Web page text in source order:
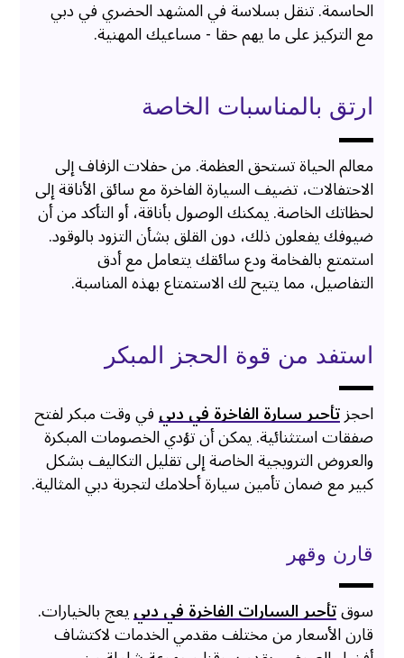
الحاسمة. تنقل بسلاسة في المشهد الحضري في دبي
مع التركيز على ما يهم حقا - مساعيك المهنية.
ارتق بالمناسبات الخاصة
معالم الحياة تستحق العظمة. من حفلات الزفاف إلى
الاحتفالات، تضيف السيارة الفاخرة مع سائق الأناقة إلى
لحظاتك الخاصة. يمكنك الوصول بأناقة، أو التأكد من أن
ضيوفك يفعلون ذلك، دون القلق بشأن التزود بالوقود.
استمتع بالفخامة ودع سائقك يتعامل مع أدق
التفاصيل، مما يتيح لك الاستمتاع بهذه المناسبة.
استفد من قوة الحجز المبكر
احجزتأجير سيارة الفاخرة في دبيفي وقت مبكر لفتح
صفقات استثنائية. يمكن أن تؤدي الخصومات المبكرة
والعروض الترويجية الخاصة إلى تقليل التكاليف بشكل
كبير مع ضمان تأمين سيارة أحلامك لتجربة دبي المثالية.
قارن وقهر
سوقتأجير السيارات الفاخرة في دبييعج بالخيارات.
قارن الأسعار من مختلف مقدمي الخدمات لاكتشاف